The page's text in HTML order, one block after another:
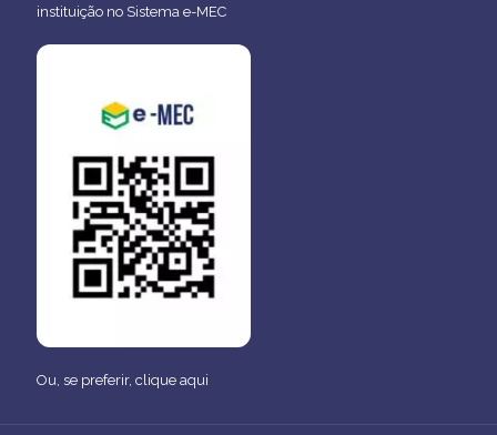
instituição no Sistema e-MEC
Ou, se preferir, clique aqui